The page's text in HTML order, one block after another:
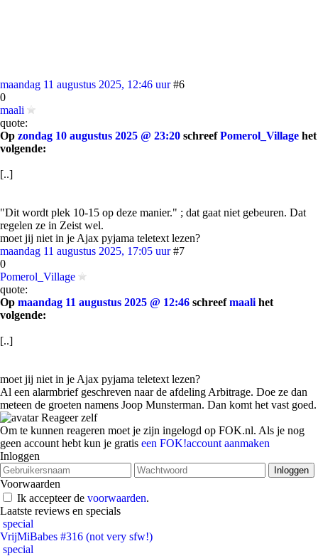
maandag 11 augustus 2025, 12:46 uur #6
0
maali
quote:
Op zondag 10 augustus 2025 @ 23:20 schreefPomerol_Village het
volgende:
[..]
"Dit wordt plek 10-15 op deze manier." ; dat gaat niet gebeuren. Dat
regelen ze in Zeist wel.
moet jij niet in je Ajax pyjama teletext lezen?
maandag 11 augustus 2025, 17:05 uur #7
0
Pomerol_Village
quote:
Op maandag 11 augustus 2025 @ 12:46 schreefmaali het
volgende:
[..]
moet jij niet in je Ajax pyjama teletext lezen?
Al een alarmbrief geschreven naar de afdeling Arbitrage. Doe ze dan
meteen de groeten namens Joop Munsterman. Dan komt het vast goed.
Reageer zelf
Om te kunnen reageren moet je zijn ingelogd op FOK.nl. Als je nog
geen account hebt kun je gratis een FOK!account aanmaken
Inloggen
Voorwaarden
Ik accepteer de voorwaarden.
Laatste reviews en specials
special
VrijMiBabes #316 (not very sfw!)
special